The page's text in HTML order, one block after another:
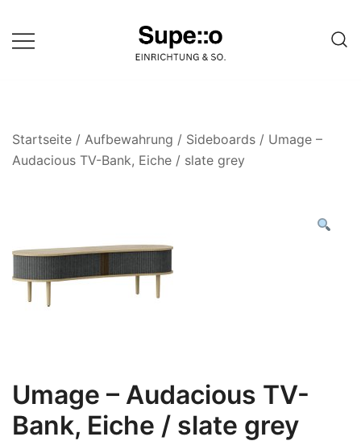
zum
Inhalt
einer Website
Startseite / Aufbewahrung / Sideboards / Umage –
Audacious TV-Bank, Eiche / slate grey
Umage – Audacious TV-
Bank, Eiche / slate grey